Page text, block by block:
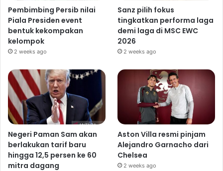
Pembimbing Persib nilai
Piala Presiden event
bentuk kekompakan
kelompok
2 weeks ago
Sanz pilih fokus
tingkatkan performa laga
demi laga di MSC EWC
2026
2 weeks ago
Negeri Paman Sam akan
berlakukan tarif baru
hingga 12,5 persen ke 60
mitra dagang
Aston Villa resmi pinjam
Alejandro Garnacho dari
Chelsea
2 weeks ago